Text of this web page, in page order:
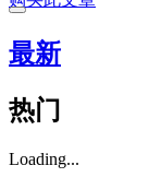
最新
热门
Loading...